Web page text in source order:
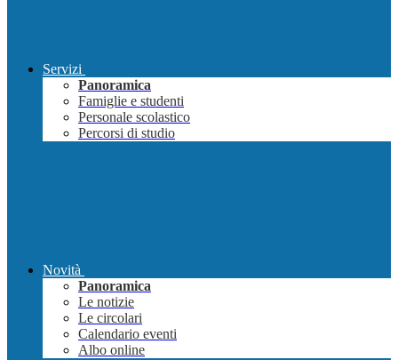
Servizi
Panoramica
Famiglie e studenti
Personale scolastico
Percorsi di studio
Novità
Panoramica
Le notizie
Le circolari
Calendario eventi
Albo online